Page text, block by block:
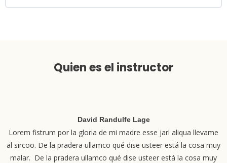
Quien es el instructor
David Randulfe Lage
Lorem fistrum por la gloria de mi madre esse jarl aliqua llevame
al sircoo. De la pradera ullamco qué dise usteer está la cosa muy
malar. De la pradera ullamco qué dise usteer está la cosa muy